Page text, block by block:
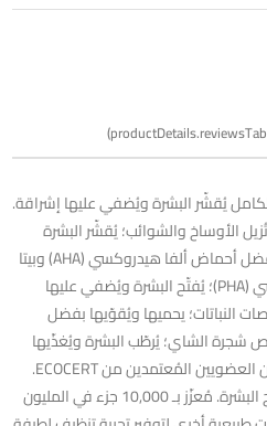
productDetails.reviewsTab
يُقشّر البشرة ويُضفي عليها إشراقة.
الأوساخ والشوائب؛ يُقشّر البشرة
بلطف ليتركها أنظف وأكثر إشراقًا بفضل أحماض ألفا هيدروكسي (AHA) وبيتا
هيدروكسي (BHA) وبولي هيدروكسي (PHA)؛ يُفتّح البشرة ويُضفي عليها
النباتات؛ يحميها ويُقوّيها بفضل
شجرة الشاي؛ يُرطّب البشرة ويُغذّيها
ويُنعّمها بفضل زيتي الزيتون والأرغان العضويين المُعتمدين من ECOCERT.
يُحسّن مظهر الشوائب وعلامات تهيج البشرة. مُعزّز بـ 10,000 جزء في المليون